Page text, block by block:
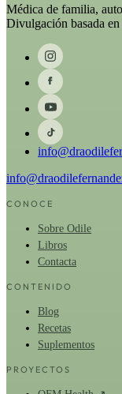
Médica de familia,
Divulgación basada
CONOCE
Sobre Odile
Libros
Contacta
CONTENIDO
Blog
Recetas
Suplementos
PROYECTOS